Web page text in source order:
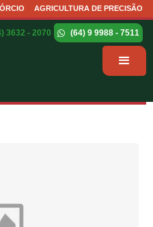
AGRICULTURA DE PRECISÃO
3632 - 2070 (64) 9 9988 - 7511